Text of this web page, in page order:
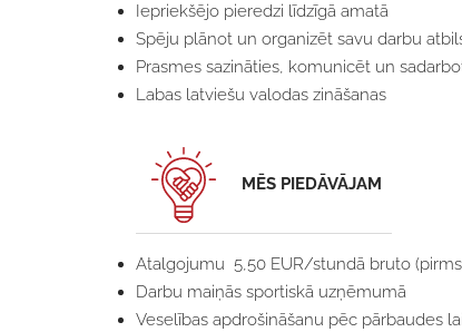
Iepriekšējo pieredzi līdzīgā amatā
Spēju plānot un organizēt savu darbu
Prasmes sazināties, komunicēt un
Labas latviešu valodas zināšanas
MĒS PIEDĀVĀJAM
Atalgojumu 5,50 EUR/stundā bruto
Darbu maiņās sportiskā uzņēmumā
Veselības apdrošināšanu pēc pārbaudes